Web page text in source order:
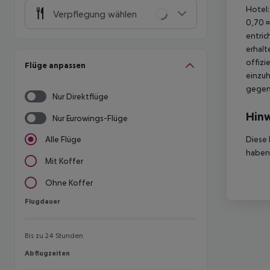
Verpflegung wählen
Flüge anpassen
Nur Direktflüge
Nur Eurowings-Flüge
Alle Flüge
Mit Koffer
Ohne Koffer
Flugdauer
Flugdauer
Bis zu 24 Stunden
Abflugzeiten
Abflugzeiten
Hotel:
0,70
Diese